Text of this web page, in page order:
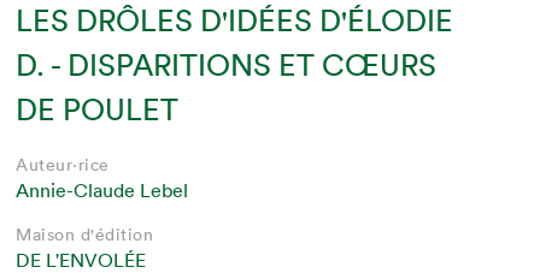
LES DRÔLES D'IDÉES D'ÉLODIE
D. - DISPARITIONS ET CŒURS
DE POULET
Auteur·rice
Annie-Claude Lebel
Maison d'édition
DE L'ENVOLÉE